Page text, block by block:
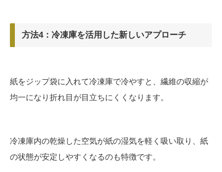
方法4：冷凍庫を活用した新しいアプローチ
紙をジップ袋に入れて冷凍庫で冷やすと、繊維の収縮が
均一になり折れ目が目立ちにくくなります。
冷凍庫内の乾燥した空気が紙の湿気を軽く吸い取り、紙
の状態が安定しやすくなるのも特徴です。